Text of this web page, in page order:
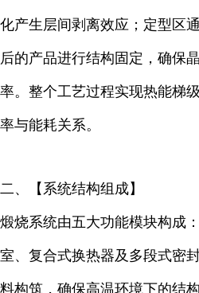
化产生层间剥离效应；定型区
后的产品进行结构固定，确保
率。整个工艺过程实现热能梯
率与能耗关系。
二、【 系统结构组成】
煅烧系统由五大功能模块构成
室、复合式换热器及多段式密
料构筑，确保高温环境下的结